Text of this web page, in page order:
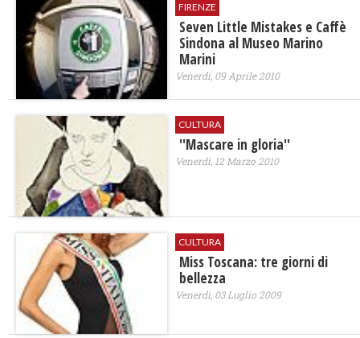
FIRENZE
Seven Little Mistakes e Caffè
Sindona al Museo Marino
Marini
Venerdì, 09 Aprile 2010
CULTURA
''Mascare in gloria''
Venerdì, 12 Marzo 2010
CULTURA
Miss Toscana: tre giorni di
bellezza
Venerdì, 03 Luglio 2009